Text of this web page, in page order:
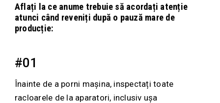
Aflați la ce anume trebuie să acordați atenție
atunci când reveniți după o pauză mare de
producție:
#01
Înainte de a porni mașina, inspectați toate
racloarele de la aparatori, inclusiv ușa